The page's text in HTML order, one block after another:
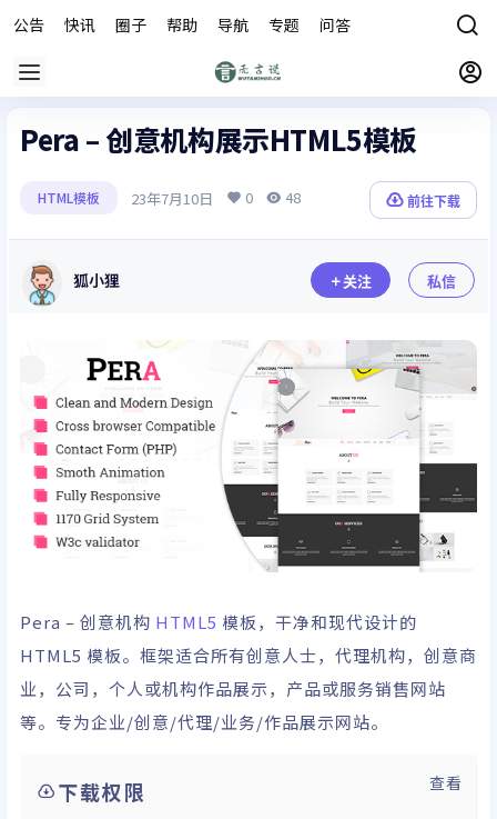
公告 快讯 圈子 帮助 导航 专题 问答
Pera – 创意机构展示HTML5模板
HTML模板 23年7月10日 0 48 前往下载
狐小狸 关注 私信
Pera – 创意机构 HTML5 模板，干净和现代设计的
HTML5 模板。框架适合所有创意人士，代理机构，创意商
业，公司，个人或机构作品展示，产品或服务销售网站
等。专为企业/创意/代理/业务/作品展示网站。
下载权限 查看